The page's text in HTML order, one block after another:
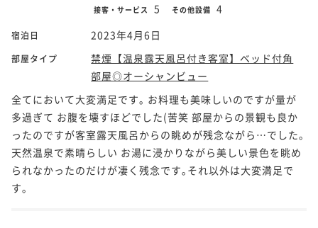
接客・サービス 5 その他設備 4
宿泊日 2023年4月6日
部屋タイプ
禁煙【温泉露天風呂付き客室】ベッド付角
部屋◎オーシャンビュー
全てにおいて大変満足です｡ お料理も美味しいのですが量が
多過ぎて お腹を壊すほどでした(苦笑 部屋からの景観も良か
ったのですが客室露天風呂からの眺めが残念ながら…でした｡
天然温泉で素晴らしい お湯に浸かりながら美しい景色を眺め
られなかったのだけが凄く残念です｡それ以外は大変満足で
す｡